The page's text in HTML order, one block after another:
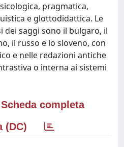
pragmatica,
e glottodidattica. Le
dei saggi sono il bulgaro, il
il russo e lo sloveno, con
e nelle redazioni antiche
o interna ai sistemi
Scheda completa
(DC)